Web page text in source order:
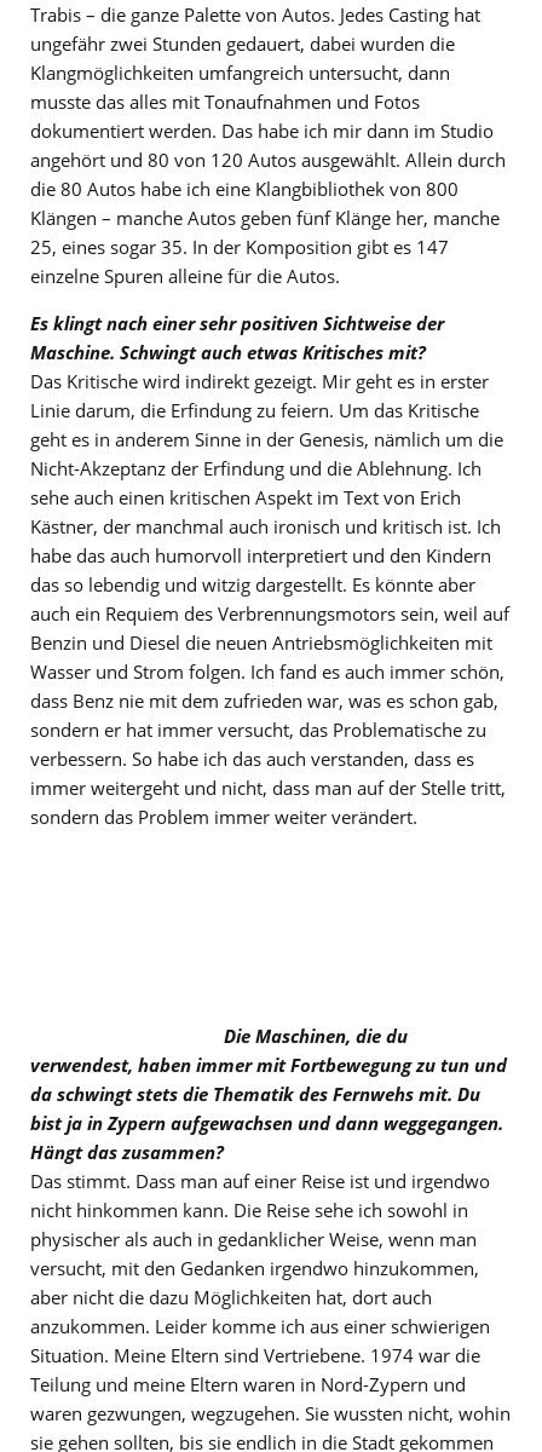
Trabis – die ganze Palette von Autos. Jedes Casting hat
ungefähr zwei Stunden gedauert, dabei wurden die
Klangmöglichkeiten umfangreich untersucht, dann
musste das alles mit Tonaufnahmen und Fotos
dokumentiert werden. Das habe ich mir dann im Studio
angehört und 80 von 120 Autos ausgewählt. Allein durch
die 80 Autos habe ich eine Klangbibliothek von 800
Klängen – manche Autos geben fünf Klänge her, manche
25, eines sogar 35. In der Komposition gibt es 147
einzelne Spuren alleine für die Autos.
Es klingt nach einer sehr positiven Sichtweise der
Maschine. Schwingt auch etwas Kritisches mit?
Das Kritische wird indirekt gezeigt. Mir geht es in erster
Linie darum, die Erfindung zu feiern. Um das Kritische
geht es in anderem Sinne in der Genesis, nämlich um die
Nicht-Akzeptanz der Erfindung und die Ablehnung. Ich
sehe auch einen kritischen Aspekt im Text von Erich
Kästner, der manchmal auch ironisch und kritisch ist. Ich
habe das auch humorvoll interpretiert und den Kindern
das so lebendig und witzig dargestellt. Es könnte aber
auch ein Requiem des Verbrennungsmotors sein, weil auf
Benzin und Diesel die neuen Antriebsmöglichkeiten mit
Wasser und Strom folgen. Ich fand es auch immer schön,
dass Benz nie mit dem zufrieden war, was es schon gab,
sondern er hat immer versucht, das Problematische zu
verbessern. So habe ich das auch verstanden, dass es
immer weitergeht und nicht, dass man auf der Stelle tritt,
sondern das Problem immer weiter verändert.
Die Maschinen, die du
verwendest, haben immer mit Fortbewegung zu tun und
da schwingt stets die Thematik des Fernwehs mit. Du
bist ja in Zypern aufgewachsen und dann weggegangen.
Hängt das zusammen?
Das stimmt. Dass man auf einer Reise ist und irgendwo
nicht hinkommen kann. Die Reise sehe ich sowohl in
physischer als auch in gedanklicher Weise, wenn man
versucht, mit den Gedanken irgendwo hinzukommen,
aber nicht die dazu Möglichkeiten hat, dort auch
anzukommen. Leider komme ich aus einer schwierigen
Situation. Meine Eltern sind Vertriebene. 1974 war die
Teilung und meine Eltern waren in Nord-Zypern und
waren gezwungen, wegzugehen. Sie wussten nicht, wohin
sie gehen sollten, bis sie endlich in die Stadt gekommen